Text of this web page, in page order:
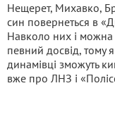
Нещерет, Михавко,
син повернеться в
Навколо них і можна
певний досвід, тому
динамівці зможуть
вже про ЛНЗ і